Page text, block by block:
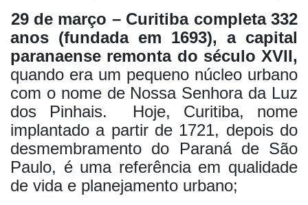
29 de março – Curitiba completa 332
anos (fundada em 1693), a capital
paranaense remonta do século XVII,
quando era um pequeno núcleo urbano
com o nome de Nossa Senhora da Luz
dos Pinhais. Hoje, Curitiba, nome
implantado a partir de 1721, depois do
desmembramento do Paraná de São
Paulo, é uma referência em qualidade
de vida e planejamento urbano;